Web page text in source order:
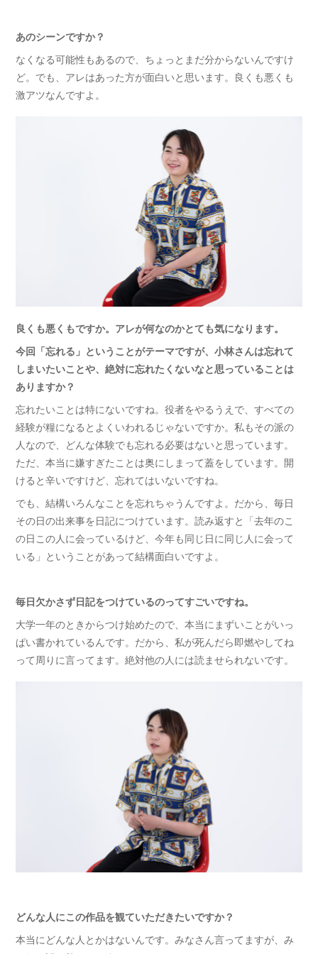
あのシーンですか？
なくなる可能性もあるので、ちょっとまだ分からないんですけ
ど。でも、アレはあった方が面白いと思います。良くも悪くも
激アツなんですよ。
良くも悪くもですか。アレが何なのかとても気になります。
今回「忘れる」ということがテーマですが、小林さんは忘れて
しまいたいことや、絶対に忘れたくないなと思っていることは
ありますか？
忘れたいことは特にないですね。役者をやるうえで、すべての
経験が糧になるとよくいわれるじゃないですか。私もその派の
人なので、どんな体験でも忘れる必要はないと思っています。
ただ、本当に嫌すぎたことは奥にしまって蓋をしています。開
けると辛いですけど、忘れてはいないですね。
でも、結構いろんなことを忘れちゃうんですよ。だから、毎日
その日の出来事を日記につけています。読み返すと「去年のこ
の日この人に会っているけど、今年も同じ日に同じ人に会って
いる」ということがあって結構面白いですよ。
毎日欠かさず日記をつけているのってすごいですね。
大学一年のときからつけ始めたので、本当にまずいことがいっ
ぱい書かれているんです。だから、私が死んだら即燃やしてね
って周りに言ってます。絶対他の人には読ませられないです。
どんな人にこの作品を観ていただきたいですか？
本当にどんな人とかはないんです。みなさん言ってますが、み